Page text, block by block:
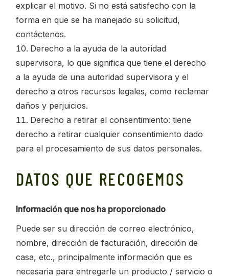
explicar el motivo. Si no está satisfecho con la
forma en que se ha manejado su solicitud,
contáctenos.
Derecho a la ayuda de la autoridad
supervisora, lo que significa que tiene el derecho
a la ayuda de una autoridad supervisora ​​y el
derecho a otros recursos legales, como reclamar
daños y perjuicios.
Derecho a retirar el consentimiento: tiene
derecho a retirar cualquier consentimiento dado
para el procesamiento de sus datos personales.
DATOS QUE RECOGEMOS
Información que nos ha proporcionado
Puede ser su dirección de correo electrónico,
nombre, dirección de facturación, dirección de
casa, etc., principalmente información que es
necesaria para entregarle un producto / servicio o